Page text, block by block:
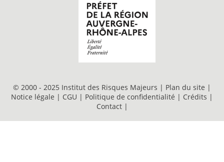
© 2000 - 2025 Institut des Risques Majeurs | Plan du site |
Notice légale | CGU | Politique de confidentialité | Crédits |
Contact |